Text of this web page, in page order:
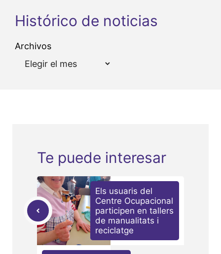
Histórico de noticias
Archivos
Te puede interesar
Els usuaris del
Centre Ocupacional
participen en tallers
de manualitats i
reciclatge